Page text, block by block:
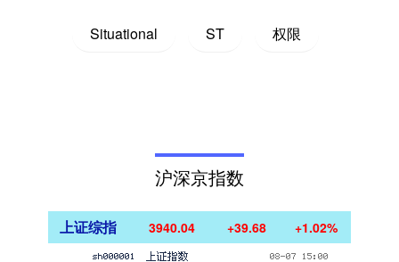
Situational ST 权限
沪深京指数
上证综指 3940.04 +39.68 +1.02%